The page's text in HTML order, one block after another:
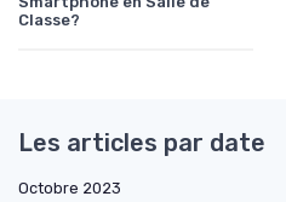
Classe?
Les articles par date
Octobre 2023